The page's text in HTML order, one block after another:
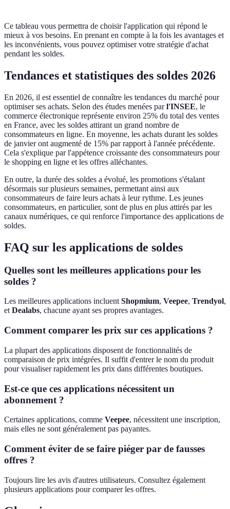
Ce tableau vous permettra de choisir l'application qui répond le
mieux à vos besoins. En prenant en compte à la fois les avantages et
les inconvénients, vous pouvez optimiser votre stratégie d'achat
pendant les soldes.
Tendances et statistiques des soldes 2026
En 2026, il est essentiel de connaître les tendances du marché pour
optimiser ses achats. Selon des études menées parl'INSEE, le
commerce électronique représente environ 25% du total des ventes
en France, avec les soldes attirant un grand nombre de
consommateurs en ligne. En moyenne, les achats durant les soldes
de janvier ont augmenté de 15% par rapport à l'année précédente.
Cela s'explique par l'appétence croissante des consommateurs pour
le shopping en ligne et les offres alléchantes.
En outre, la durée des soldes a évolué, les promotions s'étalant
désormais sur plusieurs semaines, permettant ainsi aux
consommateurs de faire leurs achats à leur rythme. Les jeunes
consommateurs, en particulier, sont de plus en plus attirés par les
canaux numériques, ce qui renforce l'importance des applications de
soldes.
FAQ sur les applications de soldes
Quelles sont les meilleures applications pour les
soldes ?
Les meilleures applications incluent Shopmium, Veepee, Trendyol,
et Dealabs, chacune ayant ses propres avantages.
Comment comparer les prix sur ces applications ?
La plupart des applications disposent de fonctionnalités de
comparaison de prix intégrées. Il suffit d'entrer le nom du produit
pour visualiser rapidement les prix dans différentes boutiques.
Est-ce que ces applications nécessitent un
abonnement ?
Certaines applications, comme Veepee, nécessitent une inscription,
mais elles ne sont généralement pas payantes.
Comment éviter de se faire piéger par de fausses
offres ?
Toujours lire les avis d'autres utilisateurs. Consultez également
plusieurs applications pour comparer les offres.